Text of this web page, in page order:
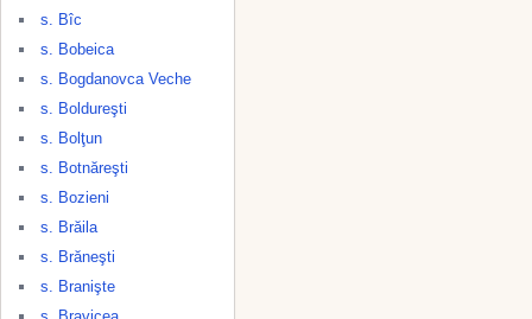
s. Bîc
s. Bobeica
s. Bogdanovca Veche
s. Boldureşti
s. Bolţun
s. Botnăreşti
s. Bozieni
s. Brăila
s. Brăneşti
s. Branişte